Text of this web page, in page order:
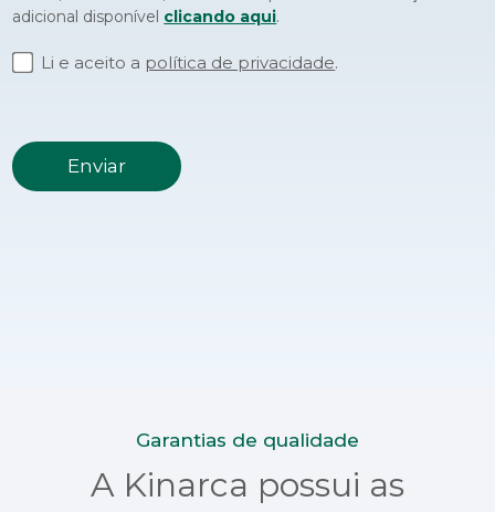
adicional disponível clicando aqui.
Li e aceito a política de privacidade.
Garantias de qualidade
A Kinarca possui as